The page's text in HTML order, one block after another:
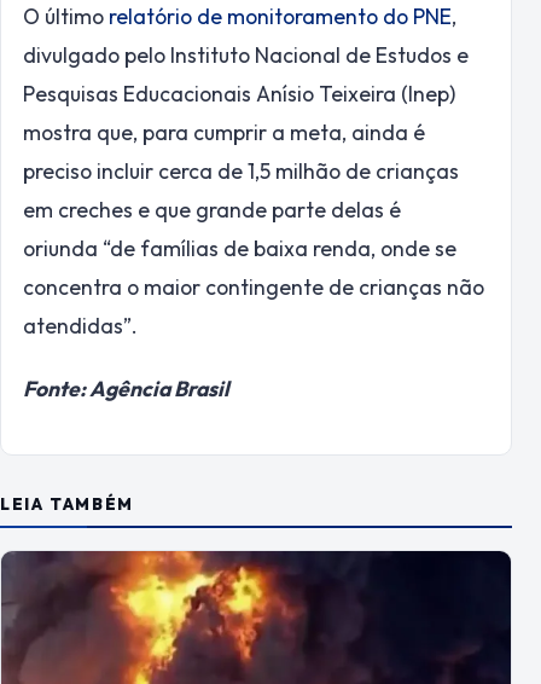
O último relatório de monitoramento do PNE,
divulgado pelo Instituto Nacional de Estudos e
Pesquisas Educacionais Anísio Teixeira (Inep)
mostra que, para cumprir a meta, ainda é
preciso incluir cerca de 1,5 milhão de crianças
em creches e que grande parte delas é
oriunda “de famílias de baixa renda, onde se
concentra o maior contingente de crianças não
atendidas”.
Fonte: Agência Brasil
LEIA TAMBÉM